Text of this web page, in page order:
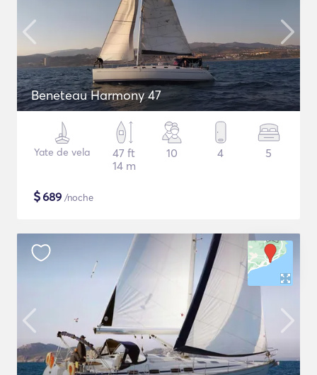
Beneteau Harmony 47
Yate de vela
47 ft
14 m
10 4 5
$689 /noche